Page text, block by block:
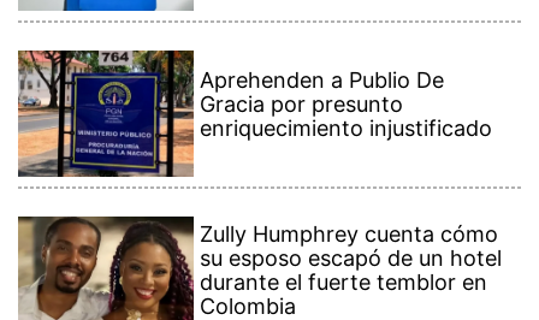
Aprehenden a Publio De
Gracia por presunto
enriquecimiento injustificado
Zully Humphrey cuenta cómo
su esposo escapó de un hotel
durante el fuerte temblor en
Colombia